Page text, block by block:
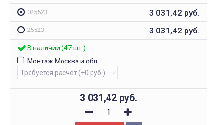
025523 3 031,42 руб.
25523 3 031,42 руб.
В наличии (47 шт.)
Монтаж Москва и обл.
3 031,42 руб.